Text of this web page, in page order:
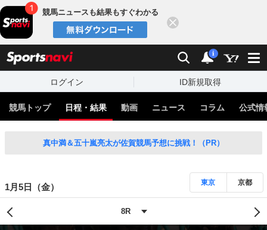
競馬ニュースも結果もすぐわかる
検索 通知
i
ログイン ID新規取得
競馬トップ 日程・結果 動画 ニュース コラム 公式情
真中満＆五十嵐亮太が佐賀競馬予想に挑戦！（PR）
1月5日（金） 東京 京都